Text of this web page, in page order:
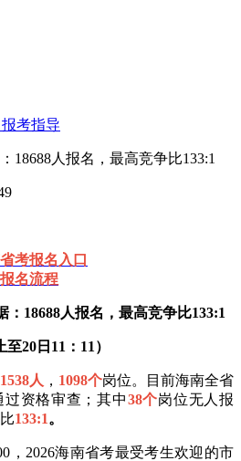
报考指导
18688人报名，最高竞争比133:1
考报名入口
名流程
：18688人报名，最高竞争比133:1
至20日11：11）
1538人 ， 1098个岗位。目前海南全省
过资格审查；其中38个岗位无人报
133:1。
，2026海南省考最受考生欢迎的市